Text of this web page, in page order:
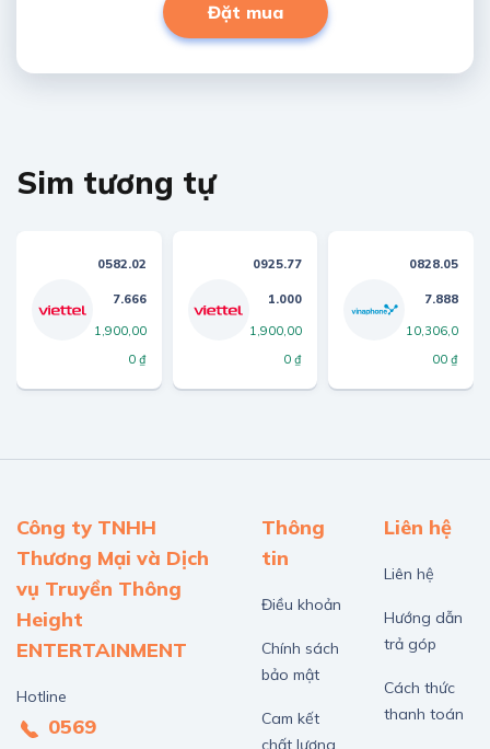
Đặt mua
Sim tương tự
0582.02
7.666
1,900,00
0 ₫
0925.77
1.000
1,900,00
0 ₫
0828.05
7.888
10,306,0
00 ₫
Công ty TNHH
Thương Mại và Dịch
vụ Truyền Thông
Height
ENTERTAINMENT
Hotline
0569
Thông
tin
Điều khoản
Chính sách
bảo mật
Cam kết
chất lượng
Liên hệ
Liên hệ
Hướng dẫn
trả góp
Cách thức
thanh toán